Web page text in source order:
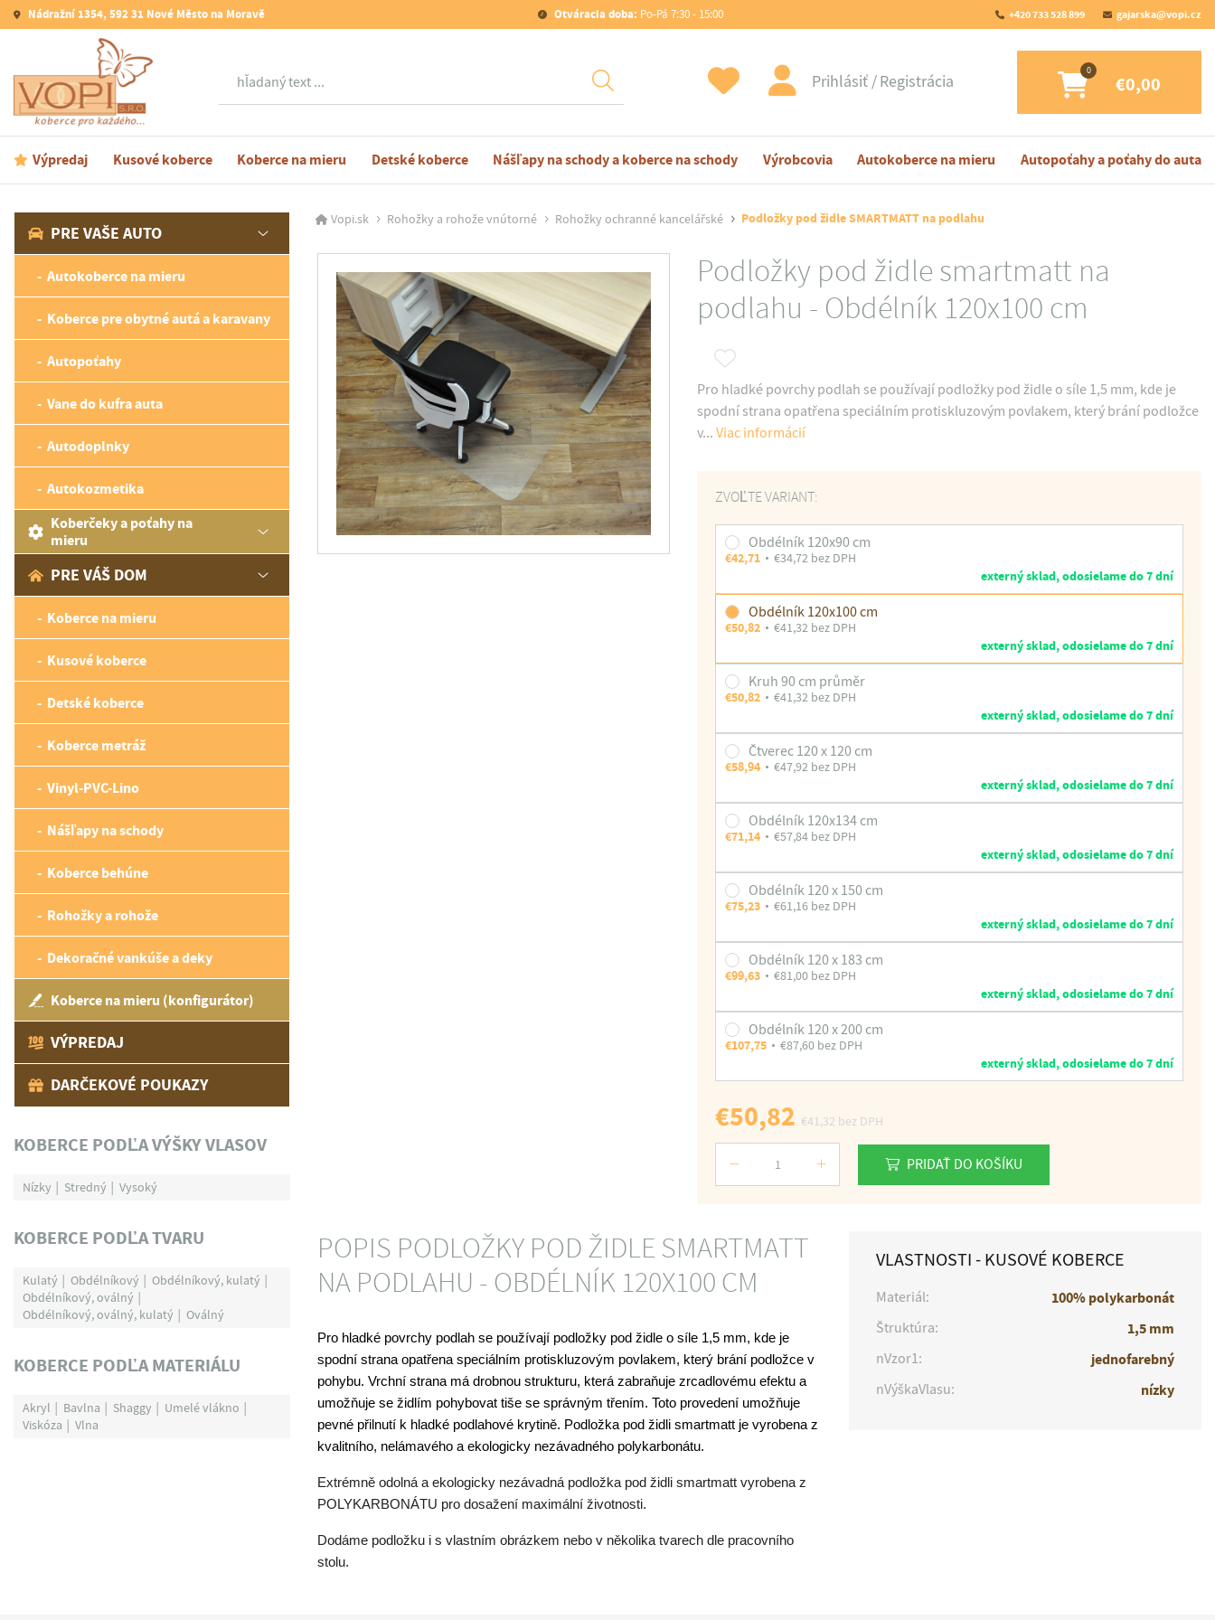
Nádražní 1354, 592 31 Nové Město na Moravě Otváracia doba: Po-Pá 7:30 - 15:00 +420 733 528 899 gajarska@vopi.cz
Hľadať
Prihlásiť Registrácia €0,00
Výpredaj Kusové koberce Koberce na mieru Detské koberce Nášľapy na schody a koberce na schody Výrobcovia Autokoberce na mieru Autopoťahy a poťahy do auta
PRE VAŠE AUTO
Autokoberce na mieru
Koberce pre obytné autá a karavany
Autopoťahy
Vane do kufra auta
Autodoplnky
Autokozmetika
Koberčeky a poťahy na
mieru
PRE VÁŠ DOM
Koberce na mieru
Kusové koberce
Detské koberce
Koberce metráž
Vinyl-PVC-Lino
Nášľapy na schody
Koberce behúne
Rohožky a rohože
Dekoračné vankúše a deky
Koberce na mieru (konfigurátor)
VÝPREDAJ
DARČEKOVÉ POUKAZY
KOBERCE PODĽA VÝŠKY VLASOV
Nízky Stredný Vysoký
KOBERCE PODĽA TVARU
Kulatý Obdélníkový
Obdélníkový, kulatý
Obdélníkový, oválný
Obdélníkový, oválný, kulatý
Oválný
KOBERCE PODĽA MATERIÁLU
Akryl Bavlna Shaggy
Umelé vlákno
Viskóza
Vlna
Vopi.sk Rohožky a rohože vnútorné Rohožky ochranné kancelářské Podložky pod židle SMARTMATT na podlahu
Podložky pod židle smartmatt na
podlahu - Obdélník 120x100 cm
Pro hladké povrchy podlah se používají podložky pod židle o síle 1,5 mm, kde je
spodní strana opatřena speciálním protiskluzovým povlakem, který brání podložce
v... Viac informácií
ZVOĽTE VARIANT:
Obdélník 120x90 cm
€42,71 €34,72 bez DPH
externý sklad, odosielame do 7 dní
Obdélník 120x100 cm
€50,82 €41,32 bez DPH
externý sklad, odosielame do 7 dní
Kruh 90 cm průměr
€50,82 €41,32 bez DPH
externý sklad, odosielame do 7 dní
Čtverec 120 x 120 cm
€58,94 €47,92 bez DPH
externý sklad, odosielame do 7 dní
Obdélník 120x134 cm
€71,14 €57,84 bez DPH
externý sklad, odosielame do 7 dní
Obdélník 120 x 150 cm
€75,23 €61,16 bez DPH
externý sklad, odosielame do 7 dní
Obdélník 120 x 183 cm
€99,63 €81,00 bez DPH
externý sklad, odosielame do 7 dní
Obdélník 120 x 200 cm
€107,75 €87,60 bez DPH
externý sklad, odosielame do 7 dní
€50,82 €41,32 bez DPH
PRIDAŤ DO KOŠÍKU
POPIS PODLOŽKY POD ŽIDLE SMARTMATT
NA PODLAHU - OBDÉLNÍK 120X100 CM
Pro hladké povrchy podlah se používají podložky pod židle o síle 1,5 mm, kde je
spodní strana opatřena speciálním protiskluzovým povlakem, který brání podložce v
pohybu. Vrchní strana má drobnou strukturu, která zabraňuje zrcadlovému efektu a
umožňuje se židlím pohybovat tiše se správným třením. Toto provedení umožňuje
pevné přilnutí k hladké podlahové krytině. Podložka pod židli smartmatt je vyrobena z
kvalitního, nelámavého a ekologicky nezávadného polykarbonátu.
Extrémně odolná a ekologicky nezávadná podložka pod židli smartmatt vyrobena z
POLYKARBONÁTU pro dosažení maximální životnosti.
Dodáme podložku i s vlastním obrázkem nebo v několika tvarech dle pracovního
stolu.
VLASTNOSTI - KUSOVÉ KOBERCE
Materiál: 100% polykarbonát
Štruktúra: 1,5 mm
nVzor1: jednofarebný
nVýškaVlasu: nízky